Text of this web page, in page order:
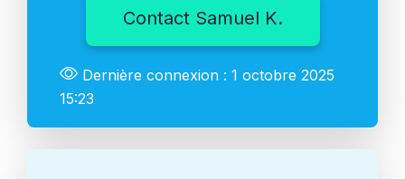
Contact Samuel K.
Dernière connexion : 1 octobre 2025
15:23